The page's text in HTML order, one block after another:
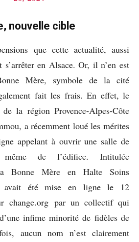
nouvelle cible
que cette actualité, aussi
en Alsace. Or, il n’en est
Mère, symbole de la cité
fait les frais. En effet, le
la région Provence-Alpes-Côte
a récemment loué les mérites
appelant à ouvrir une salle de
de l’édifice. Intitulée
Bonne Mère en Halte Soins
avait été mise en ligne le 12
change.org par un collectif qui
infime minorité de fidèles de
aucun nom n’est clairement